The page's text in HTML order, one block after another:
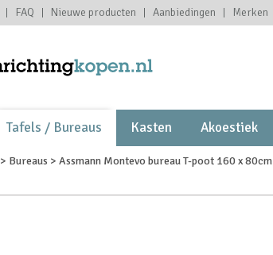
FAQ Nieuwe producten Aanbiedingen Merken
Tafels / Bureaus Kasten Akoestiek
> Bureaus > Assmann Montevo bureau T-poot 160 x 80cm